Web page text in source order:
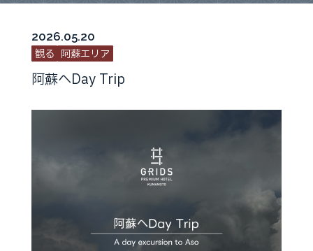
2026.05.20
観る 阿蘇エリア
阿蘇へDay Trip